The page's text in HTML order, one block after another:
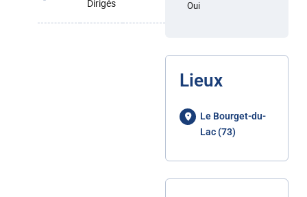
Dirigés
Oui
Lieux
Le Bourget-du-
Lac (73)